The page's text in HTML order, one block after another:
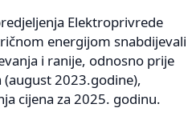
Elektroprivrede
energijom snabdijevali
i ranije, odnosno prije
2023.godine),
cijena za 2025. godinu.